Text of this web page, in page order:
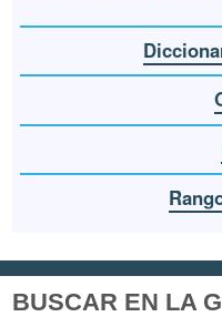
BUSCAR EN LA